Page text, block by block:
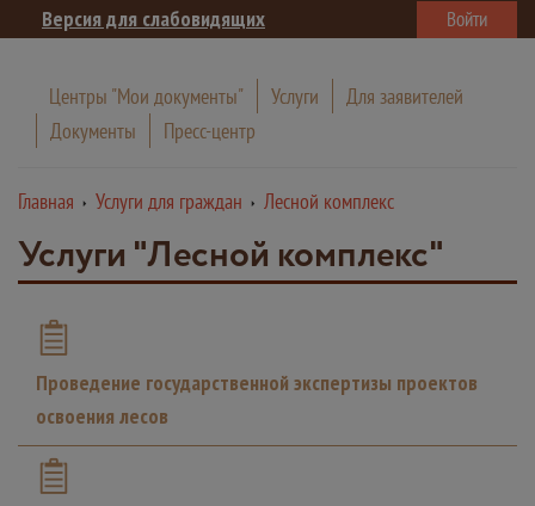
Версия для слабовидящих Войти
Центры "Мои документы" Услуги
Для заявителей
Документы
Пресс-центр
Главная Услуги для граждан Лесной комплекс
Услуги "Лесной комплекс"
Проведение государственной экспертизы проектов
освоения лесов